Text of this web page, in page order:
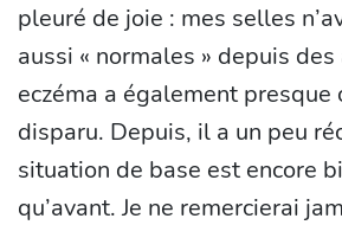
pleuré de joie : mes selles
aussi « normales » depuis des
eczéma a également
disparu. Depuis, il a un peu
situation de base est encore
qu’avant. Je ne remercierai